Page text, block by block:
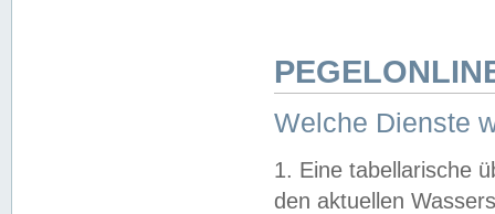
Welche Dienste
1. Eine tabellarische
den aktuellen